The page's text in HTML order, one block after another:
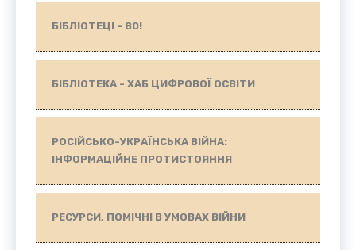
БІБЛІОТЕЦІ - 80!
БІБЛІОТЕКА - ХАБ ЦИФРОВОЇ ОСВІТИ
РОСІЙСЬКО-УКРАЇНСЬКА ВІЙНА:
ІНФОРМАЦІЙНЕ ПРОТИСТОЯННЯ
РЕСУРСИ, ПОМІЧНІ В УМОВАХ ВІЙНИ